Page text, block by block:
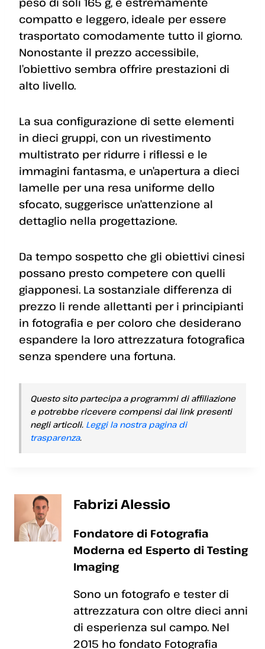
compatto e leggero, ideale per essere
trasportato comodamente tutto il giorno.
Nonostante il prezzo accessibile,
l’obiettivo sembra offrire prestazioni di
alto livello.
La sua configurazione di sette elementi
in dieci gruppi, con un rivestimento
multistrato per ridurre i riflessi e le
immagini fantasma, e un’apertura a dieci
lamelle per una resa uniforme dello
sfocato, suggerisce un’attenzione al
dettaglio nella progettazione.
Da tempo sospetto che gli obiettivi cinesi
possano presto competere con quelli
giapponesi. La sostanziale differenza di
prezzo li rende allettanti per i principianti
in fotografia e per coloro che desiderano
espandere la loro attrezzatura fotografica
senza spendere una fortuna.
Questo sito partecipa a programmi di affiliazione
e potrebbe ricevere compensi dai link presenti
negli articoli. Leggi la nostra pagina di
trasparenza.
Fabrizi Alessio
Fondatore di Fotografia
Moderna ed Esperto di Testing
Imaging
Sono un fotografo e tester di
attrezzatura con oltre dieci anni
di esperienza sul campo. Nel
2015 ho fondato Fotografia